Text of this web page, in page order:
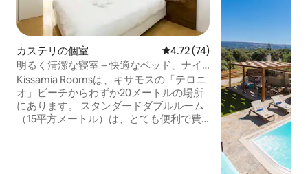
カステリの個室 レビュー74件、5つ星中4.72つ
4.72 (74)
明るく清潔な寝室＋快適なベッド、ナイ
トライフから2分
Kissamia Roomsは、キサモスの「テロニ
オ」ビーチからわずか20メートルの場所
にあります。 スタンダードダブルルーム
（15平方メートル）は、とても便利で費